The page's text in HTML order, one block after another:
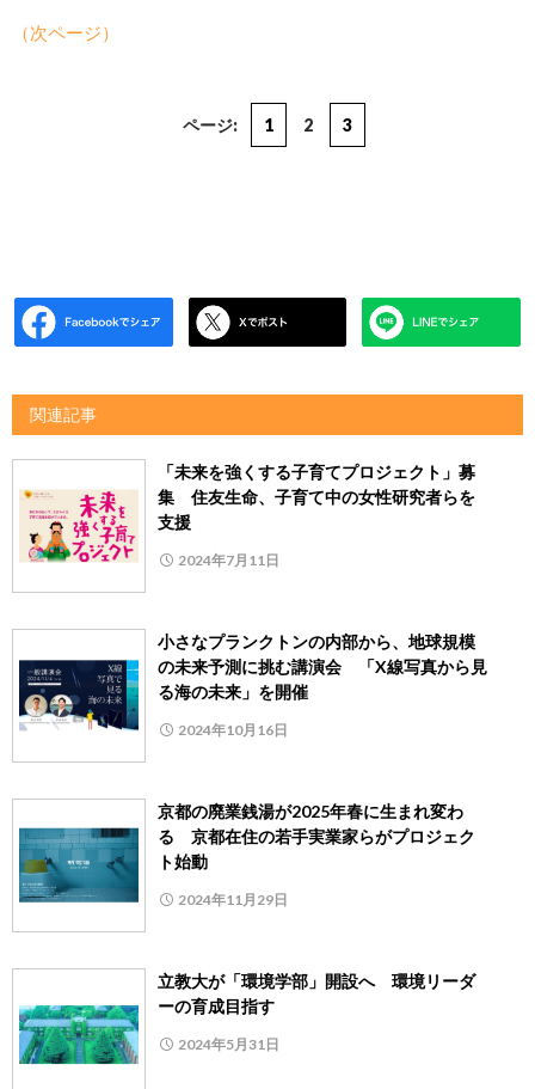
（次ページ）
ページ: 1 2 3
関連記事
「未来を強くする子育てプロジェクト」募
集 住友生命、子育て中の女性研究者らを
支援
2024年7月11日
小さなプランクトンの内部から、地球規模
の未来予測に挑む講演会 「X線写真から見
る海の未来」を開催
2024年10月16日
京都の廃業銭湯が2025年春に生まれ変わ
る 京都在住の若手実業家らがプロジェク
ト始動
2024年11月29日
立教大が「環境学部」開設へ 環境リーダ
ーの育成目指す
2024年5月31日